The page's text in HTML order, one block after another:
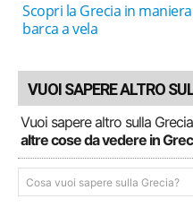
Scopri la Grecia in
barca a vela
VUOI SAPERE ALTRO
Vuoi sapere altro sulla
altre cose da vedere in
Cosa vuoi sapere sulla Grecia?